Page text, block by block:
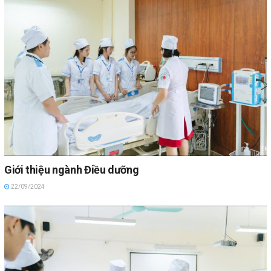
Giới thiệu ngành Điều dưỡng
22/09/2024